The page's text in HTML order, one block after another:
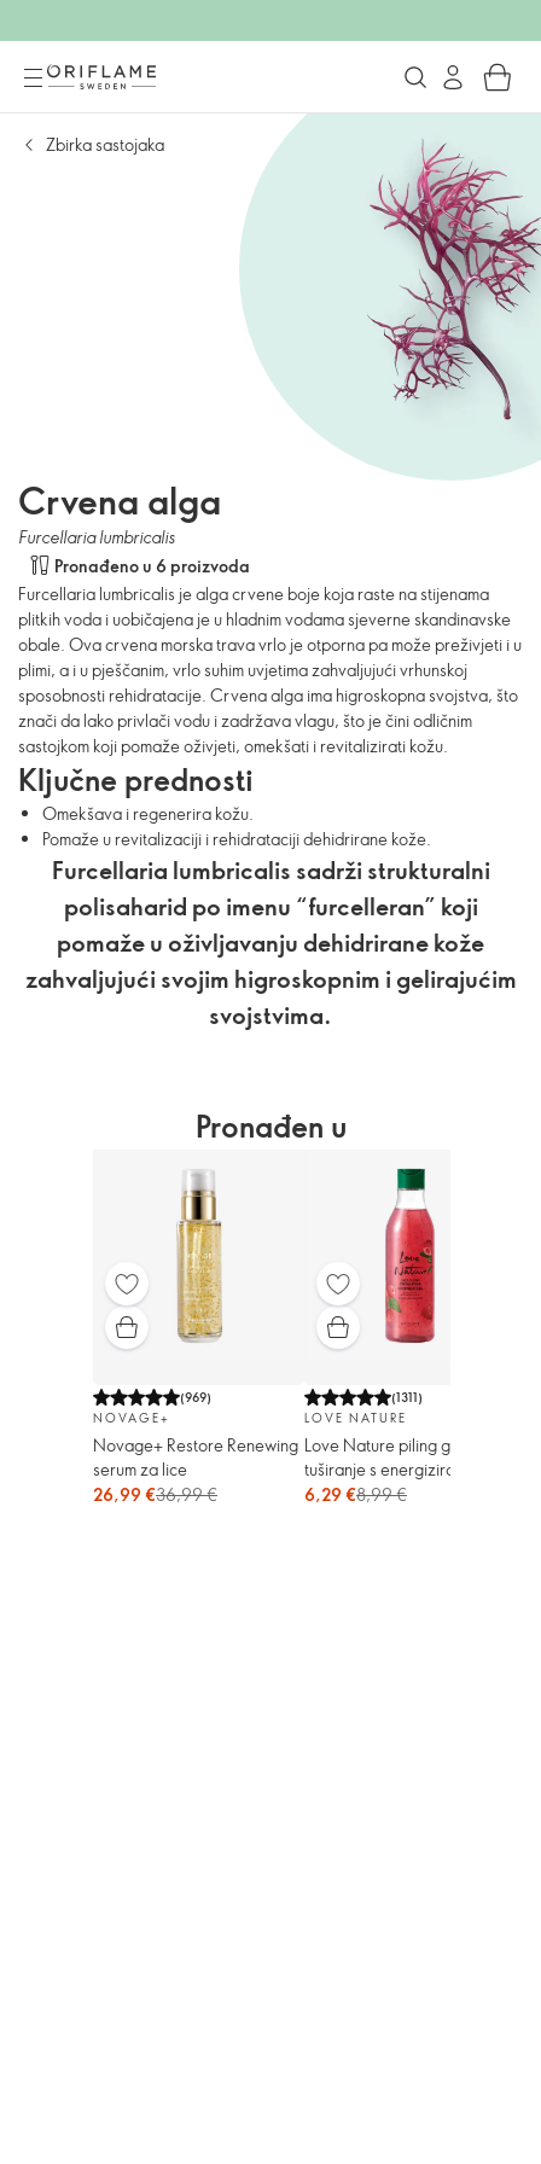
Zbirka sastojaka
Crvena alga
Furcellaria lumbricalis
Pronađeno u 6 proizvoda
Furcellaria lumbricalis je alga crvene boje koja raste na stijenama
plitkih voda i uobičajena je u hladnim vodama sjeverne skandinavske
obale. Ova crvena morska trava vrlo je otporna pa može preživjeti i u
plimi, a i u pješčanim, vrlo suhim uvjetima zahvaljujući vrhunskoj
sposobnosti rehidratacije. Crvena alga ima higroskopna svojstva, što
znači da lako privlači vodu i zadržava vlagu, što je čini odličnim
sastojkom koji pomaže oživjeti, omekšati i revitalizirati kožu.
Ključne prednosti
Omekšava i regenerira kožu.
Pomaže u revitalizaciji i rehidrataciji dehidrirane kože.
Furcellaria lumbricalis sadrži strukturalni
polisaharid po imenu “furcelleran” koji
pomaže u oživljavanju dehidrirane kože
zahvaljujući svojim higroskopnim i gelirajućim
svojstvima.
Pronađen u
(969)
NOVAGE+
Novage+ Restore Renewing
serum za lice
26,99 €36,99 €
(1311)
LOVE NATURE
Love Nature piling gel za
tuširanje s energizirajućom
organskom metvicom i
6,29 €8,99 €